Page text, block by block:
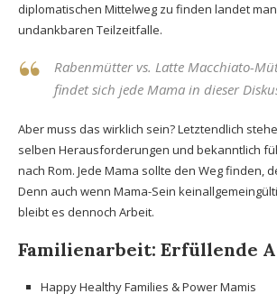
diplomatischen Mittelweg zu finden landet
undankbaren Teilzeitfalle.
Rabenmütter vs. Latte Macchiato-
findet sich jede Mama in dieser
Aber muss das wirklich sein? Letztendlich
selben Herausforderungen und bekanntlich
nach Rom. Jede Mama sollte den Weg finden,
Denn auch wenn Mama-Sein
bleibt es dennoch Arbeit.
Familienarbeit: Erfüllende
Happy Healthy Families & Power Mamis